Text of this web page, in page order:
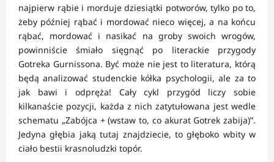
najpierw rąbie i morduje dziesiątki potworów, tylko po to,
żeby później rąbać i mordować nieco więcej, a na końcu
rąbać, mordować i nasikać na groby swoich wrogów,
powinniście śmiało sięgnąć po literackie przygody
Gotreka Gurnissona. Być może nie jest to literatura, którą
będą analizować studenckie kółka psychologii, ale za to
jak bawi i odpręża! Cały cykl przygód liczy sobie
kilkanaście pozycji, każda z nich zatytułowana jest wedle
schematu „Zabójca + (wstaw to, co akurat Gotrek zabija)”.
Jedyna głębia jaką tutaj znajdziecie, to głęboko wbity w
ciało bestii krasnoludzki topór.